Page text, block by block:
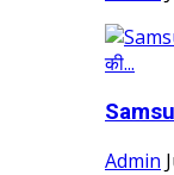
Admin